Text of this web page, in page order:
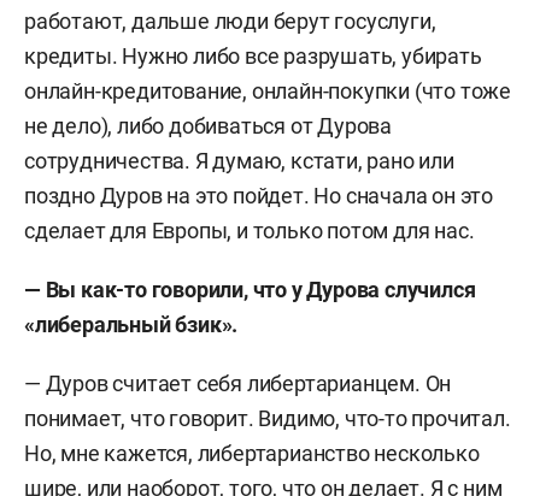
работают, дальше люди берут госуслуги,
кредиты. Нужно либо все разрушать, убирать
онлайн-кредитование, онлайн-покупки (что тоже
не дело), либо добиваться от Дурова
сотрудничества. Я думаю, кстати, рано или
поздно Дуров на это пойдет. Но сначала он это
сделает для Европы, и только потом для нас.
— Вы как-то говорили, что у Дурова случился
«либеральный бзик».
— Дуров считает себя либертарианцем. Он
понимает, что говорит. Видимо, что-то прочитал.
Но, мне кажется, либертарианство несколько
шире, или наоборот, того, что он делает. Я с ним